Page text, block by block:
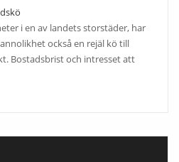
i en av landets storstäder, har
också en rejäl kö till
Bostadsbrist och intresset att